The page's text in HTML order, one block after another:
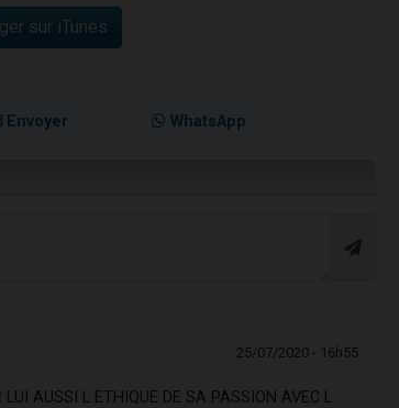
sur iTunes
Envoyer WhatsApp
25/07/2020 - 16h55
AUSSI L ETHIQUE DE SA PASSION AVEC L